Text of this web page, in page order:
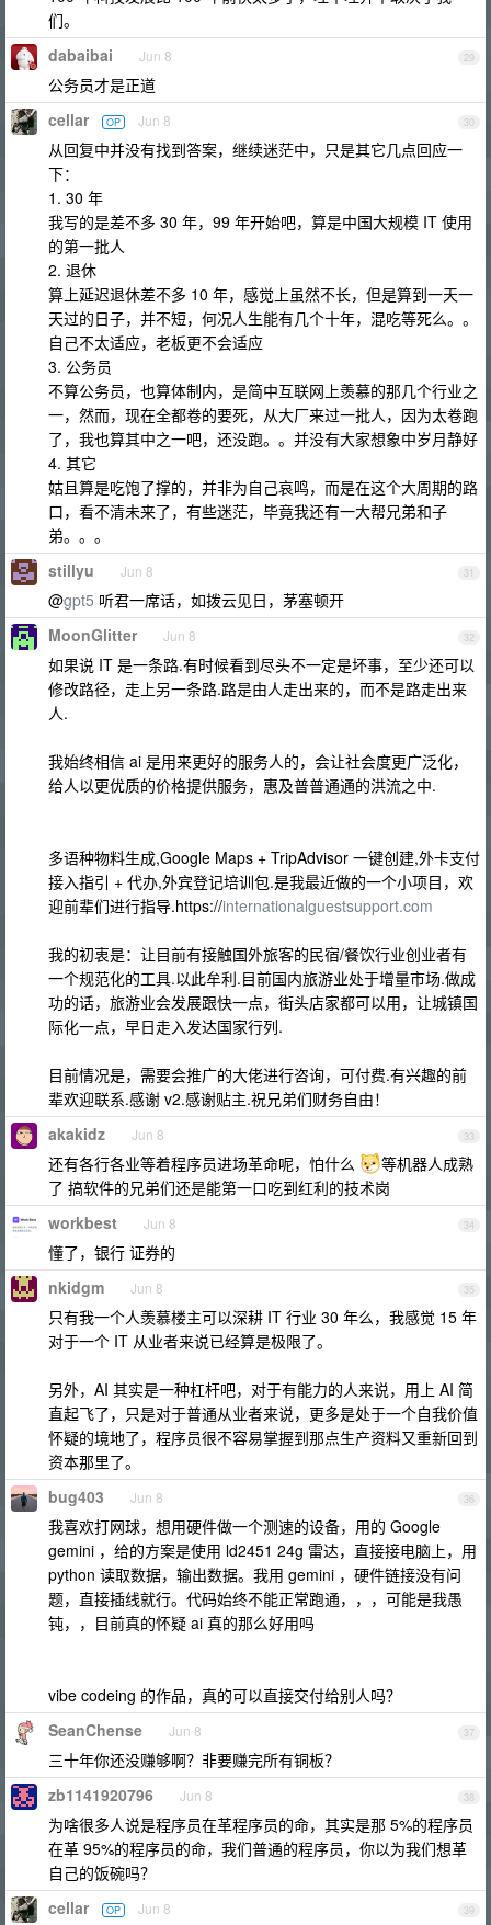
们。
29
dabaibai Jun 8
公务员才是正道
30
cellar OP Jun 8
从回复中并没有找到答案，继续迷茫中，只是其它几点回应一
下：
1. 30 年
我写的是差不多 30 年，99 年开始吧，算是中国大规模 IT 使用
的第一批人
2. 退休
算上延迟退休差不多 10 年，感觉上虽然不长，但是算到一天一
天过的日子，并不短，何况人生能有几个十年，混吃等死么。。
自己不太适应，老板更不会适应
3. 公务员
不算公务员，也算体制内，是简中互联网上羡慕的那几个行业之
一，然而，现在全都卷的要死，从大厂来过一批人，因为太卷跑
了，我也算其中之一吧，还没跑。。并没有大家想象中岁月静好
4. 其它
姑且算是吃饱了撑的，并非为自己哀鸣，而是在这个大周期的路
口，看不清未来了，有些迷茫，毕竟我还有一大帮兄弟和子
弟。。。
31
stillyu Jun 8
@gpt5 听君一席话，如拨云见日，茅塞顿开
32
MoonGlitter Jun 8
如果说 IT 是一条路.有时候看到尽头不一定是坏事，至少还可以
修改路径，走上另一条路.路是由人走出来的，而不是路走出来
人.
我始终相信 ai 是用来更好的服务人的，会让社会度更广泛化，
给人以更优质的价格提供服务，惠及普普通通的洪流之中.
多语种物料生成,Google Maps + TripAdvisor 一键创建,外卡支付
接入指引 + 代办,外宾登记培训包.是我最近做的一个小项目，欢
迎前辈们进行指导.https://internationalguestsupport.com
我的初衷是：让目前有接触国外旅客的民宿/餐饮行业创业者有
一个规范化的工具.以此牟利.目前国内旅游业处于增量市场.做成
功的话，旅游业会发展跟快一点，街头店家都可以用，让城镇国
际化一点，早日走入发达国家行列.
目前情况是，需要会推广的大佬进行咨询，可付费.有兴趣的前
辈欢迎联系.感谢 v2.感谢贴主.祝兄弟们财务自由！
33
akakidz Jun 8
还有各行各业等着程序员进场革命呢，怕什么
等机器人成熟
了 搞软件的兄弟们还是能第一口吃到红利的技术岗
34
workbest Jun 8
懂了，银行 证券的
35
nkidgm Jun 8
只有我一个人羡慕楼主可以深耕 IT 行业 30 年么，我感觉 15 年
对于一个 IT 从业者来说已经算是极限了。
另外，AI 其实是一种杠杆吧，对于有能力的人来说，用上 AI 简
直起飞了，只是对于普通从业者来说，更多是处于一个自我价值
怀疑的境地了，程序员很不容易掌握到那点生产资料又重新回到
资本那里了。
36
bug403 Jun 8
我喜欢打网球，想用硬件做一个测速的设备，用的 Google
gemini ，给的方案是使用 ld2451 24g 雷达，直接接电脑上，用
python 读取数据，输出数据。我用 gemini ，硬件链接没有问
题，直接插线就行。代码始终不能正常跑通，，，可能是我愚
钝，，目前真的怀疑 ai 真的那么好用吗
vibe codeing 的作品，真的可以直接交付给别人吗？
37
SeanChense Jun 8
三十年你还没赚够啊？非要赚完所有铜板？
38
zb1141920796 Jun 8
为啥很多人说是程序员在革程序员的命，其实是那 5%的程序员
在革 95%的程序员的命，我们普通的程序员，你以为我们想革
自己的饭碗吗？
39
cellar OP Jun 8